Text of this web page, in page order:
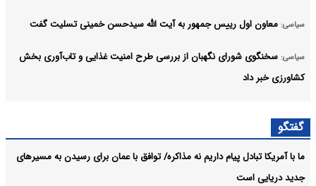
سیاسی: معاون اول رییس جمهور به آیت الله سیدحسن خمینی تسلیت گفت
سیاسی: سخنگوی شورای نگهبان از بررسی طرح امنیت غذایی و تاب‌آوری بخش
کشاورزی خبر داد
سیاسی: حاجی میرزایی درگذشت والده همسر حجت‌الاسلام والمسلمین سید
حسن خمینی را تسلیت گفت
گفتگو
ما با آمریکا تبادل پیام داریم نه مذاکره/ توافق با عمان برای رسیدن به مسیرهای
جدید دریایی است